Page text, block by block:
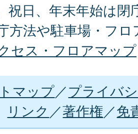
祝日、年末年始は閉
方法や駐車場・フ
セス・フロアマップ
マップ
プライバ
リンク
著作権 免